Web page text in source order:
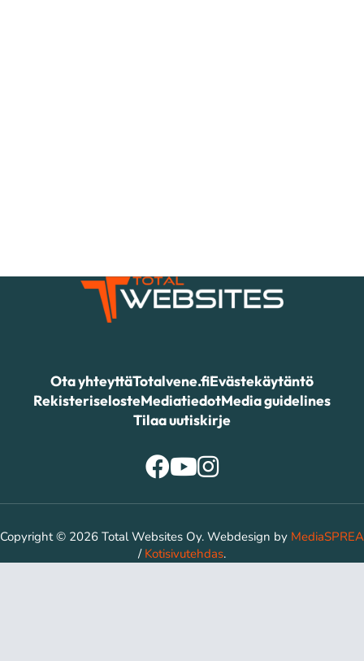
Ota yhteyttäTotalvene.fiEvästekäytäntö
RekisteriselosteMediatiedotMedia guidelines
Tilaa uutiskirje
Copyright © 2026 Total Websites Oy. Webdesign by MediaSPREA
/ Kotisivutehdas.